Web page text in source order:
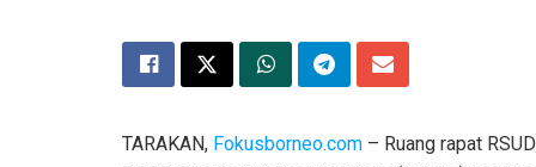
​TARAKAN, Fokusborneo.com – Ruang rapat